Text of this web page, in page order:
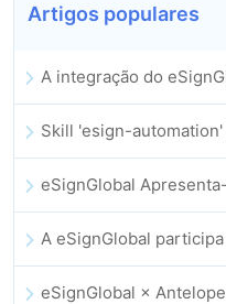
Artigos populares